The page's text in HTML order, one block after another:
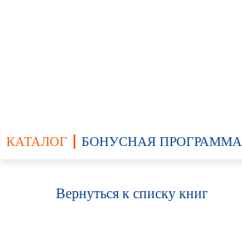
КАТАЛОГ БОНУСНАЯ ПРОГРАММА
Вернуться к списку книг